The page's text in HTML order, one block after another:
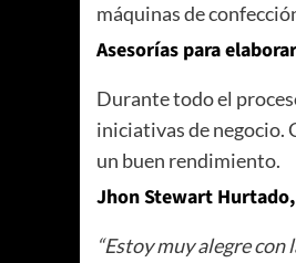
máquinas de
Asesorías para
Durante todo el
iniciativas de negocio.
un buen rendimiento.
Jhon Stewart
“Estoy muy alegre